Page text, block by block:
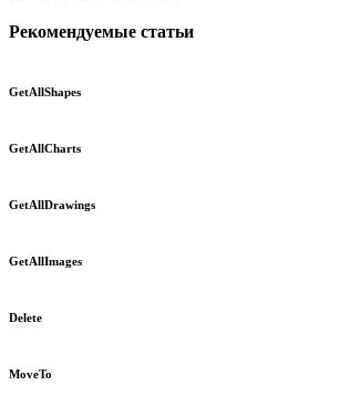
Рекомендуемые статьи
GetAllShapes
GetAllCharts
GetAllDrawings
GetAllImages
Delete
MoveTo